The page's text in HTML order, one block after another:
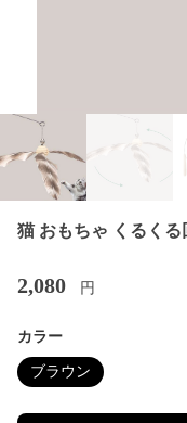
猫 おもちゃ くるく
2,080 円
カラー
ブラウン